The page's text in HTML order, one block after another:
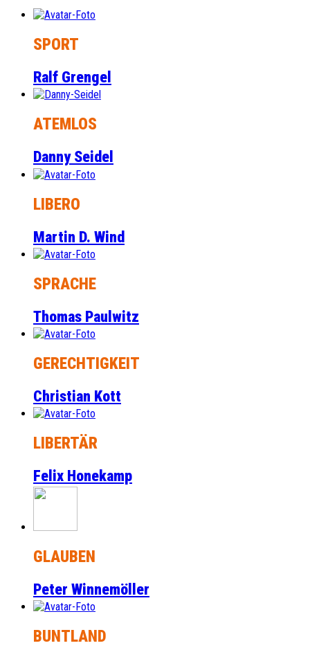
SPORT
Ralf Grengel
ATEMLOS
Danny Seidel
LIBERO
Martin D. Wind
SPRACHE
Thomas Paulwitz
GERECHTIGKEIT
Christian Kott
LIBERTÄR
Felix Honekamp
GLAUBEN
Peter Winnemöller
BUNTLAND